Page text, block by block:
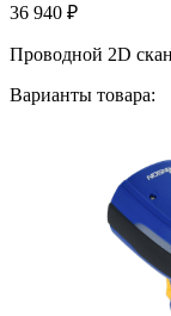
36 940 ₽
Проводной 2D
Варианты товара: